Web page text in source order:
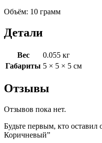
Объём: 10 грамм
Детали
Вес
0.055 кг
Габариты 5 × 5 × 5 см
Отзывы
Отзывов пока нет.
Будьте первым, кто
Коричневый”